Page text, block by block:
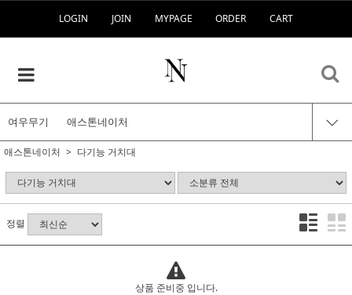
LOGIN JOIN MYPAGE ORDER CART
여우무기 애스톤네이처
애스톤네이처 다기능 거치대
정렬
상품 준비중 입니다.